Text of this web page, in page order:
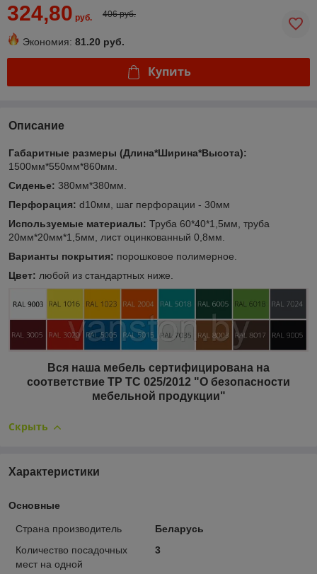
324,80 руб. 406 руб.
Экономия: 81.20 руб.
Купить
Описание
Габаритные размеры (Длина*Ширина*Высота):
1500мм*550мм*860мм.
Сиденье: 380мм*380мм.
Перфорация: d10мм, шаг перфорации - 30мм
Используемые материалы: Труба 60*40*1,5мм, труба
20мм*20мм*1,5мм, лист оцинкованный 0,8мм.
Варианты покрытия: порошковое полимерное.
Цвет: любой из стандартных ниже.
Вся наша мебель сертифицирована на
соответствие ТР ТС 025/2012 "О безопасности
мебельной продукции"
Скрыть
Характеристики
Основные
Страна производитель
Беларусь
Количество посадочных
мест на одной
3